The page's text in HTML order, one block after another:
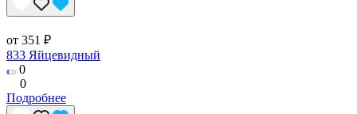
от 351 ₽
833 Яйцевидный
0
0
Подробнее